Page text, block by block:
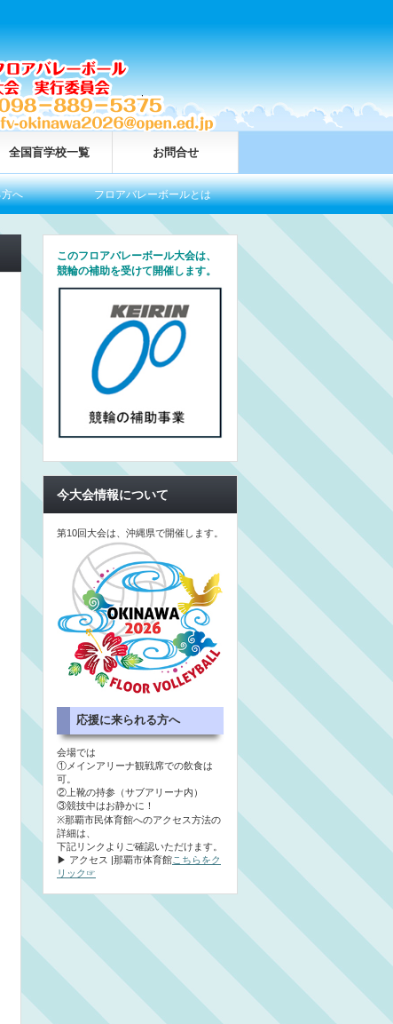
全国盲学校一覧 お問合せ
フロアバレーボールとは 今大会情報 全
このフロアバレーボール大会は、
競輪の補助を受けて開催します。
今大会情報について
第10回大会は、沖縄県で開催します。
応援に来られる方へ
会場では
①メインアリーナ観戦席での飲食は
可。
②上靴の持参（サブアリーナ内）
③競技中はお静かに！
※那覇市民体育館へのアクセス方法の
詳細は、
下記リンクよりご確認いただけます。
▶ アクセス |那覇市体育館こちらをク
リック☞